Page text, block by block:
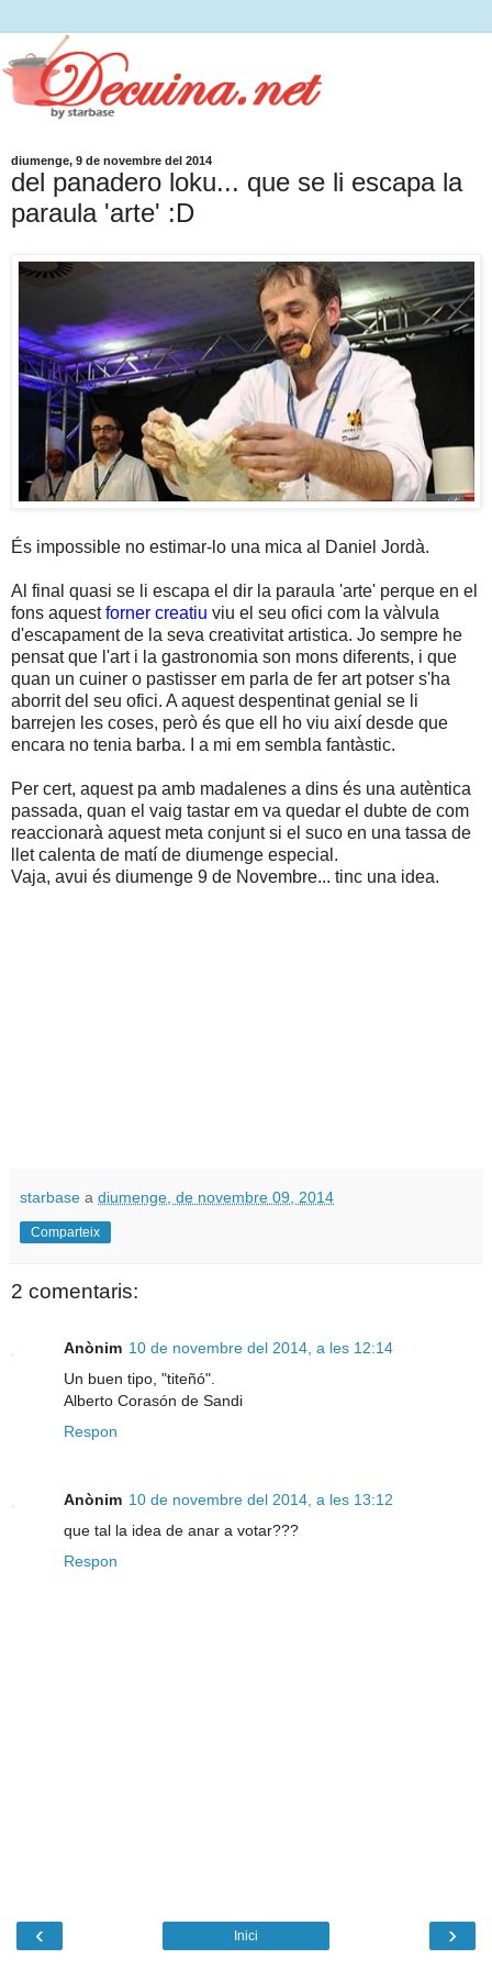
diumenge, 9 de novembre del 2014
del panadero loku... que se li escapa la
paraula 'arte' :D
És impossible no estimar-lo una mica al Daniel Jordà.
Al final quasi se li escapa el dir la paraula 'arte' perque en el
fons aquest forner creatiu viu el seu ofici com la vàlvula
d'escapament de la seva creativitat artistica. Jo sempre he
pensat que l'art i la gastronomia son mons diferents, i que
quan un cuiner o pastisser em parla de fer art potser s'ha
aborrit del seu ofici. A aquest despentinat genial se li
barrejen les coses, però és que ell ho viu així desde que
encara no tenia barba. I a mi em sembla fantàstic.
Per cert, aquest pa amb madalenes a dins és una autèntica
passada, quan el vaig tastar em va quedar el dubte de com
reaccionarà aquest meta conjunt si el suco en una tassa de
llet calenta de matí de diumenge especial.
Vaja, avui és diumenge 9 de Novembre... tinc una idea.
starbase a diumenge, de novembre 09, 2014
Comparteix
2 comentaris:
Anònim 10 de novembre del 2014, a les 12:14
Un buen tipo, "titeñó".
Alberto Corasón de Sandi
Respon
Anònim 10 de novembre del 2014, a les 13:12
que tal la idea de anar a votar???
Respon
‹ ›
Inici